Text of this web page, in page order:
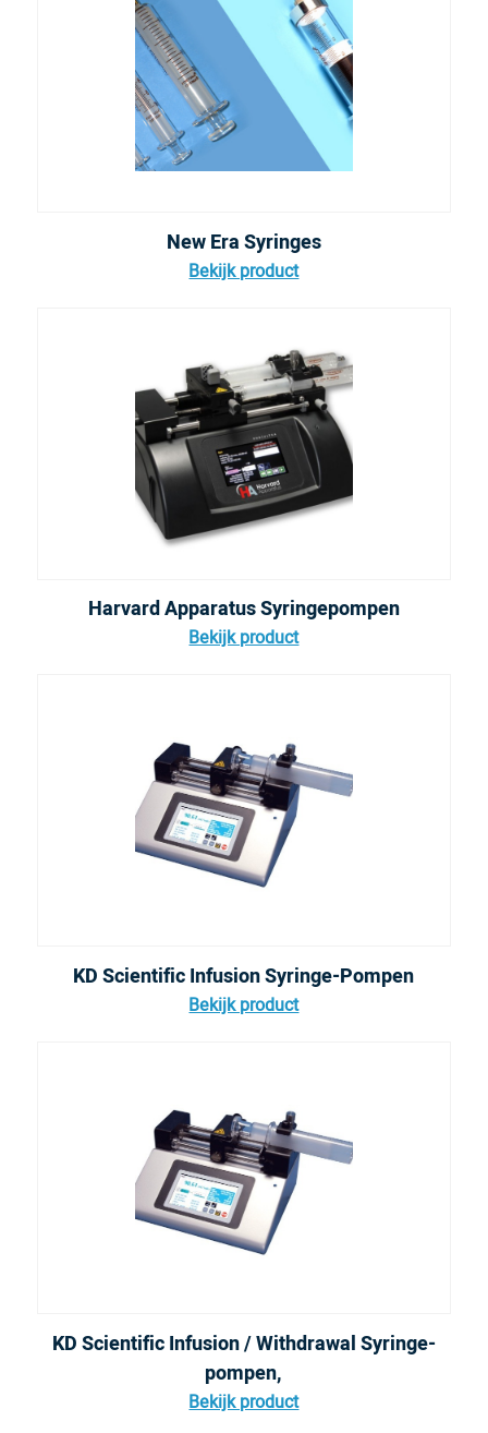
New Era Syringes
Bekijk product
Harvard Apparatus Syringepompen
Bekijk product
KD Scientific Infusion Syringe-Pompen
Bekijk product
KD Scientific Infusion / Withdrawal Syringe-
pompen,
Bekijk product